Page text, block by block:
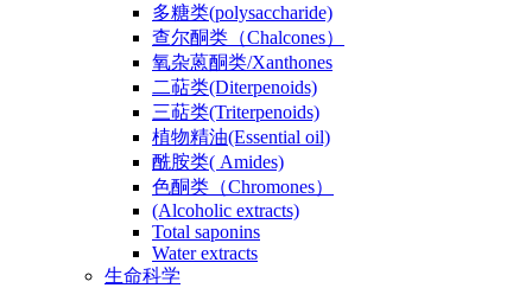
多糖类(polysaccharide)
查尔酮类（Chalcones）
氧杂蒽酮类/Xanthones
二萜类(Diterpenoids)
三萜类(Triterpenoids)
植物精油(Essential oil)
酰胺类( Amides)
色酮类（Chromones）
(Alcoholic extracts)
Total saponins
Water extracts
生命科学